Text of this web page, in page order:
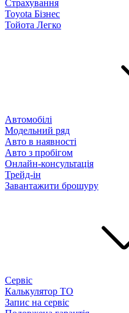
Страхування
Toyota Бізнес
Тойота Легко
Автомобілі
Модельний ряд
Авто в наявності
Авто з пробігом
Онлайн-консультація
Трейд-ін
Завантажити брошуру
Сервіс
Калькулятор ТО
Запис на сервіс